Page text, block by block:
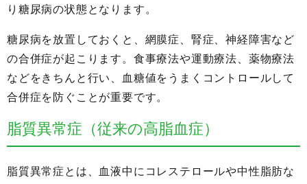
り糖尿病の状態となります。
糖尿病を放置しておくと、網膜症、腎症、神経障害など
の合併症が起こります。食事療法や運動療法、薬物療法
などをきちんと行い、血糖値をうまくコントロールして
合併症を防ぐことが重要です。
脂質異常症（従来の高脂血症）
脂質異常症とは、血液中にコレステロールや中性脂肪な